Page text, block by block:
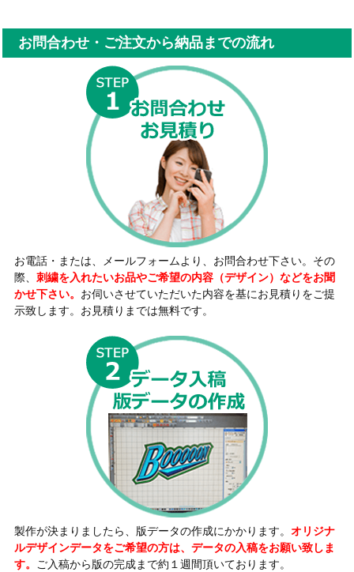
お問合わせ・ご注文から納品までの流れ
お電話・または、メールフォームより、お問合わせ下さい。その
際、 刺繍を入れたいお品やご希望の内容（デザイン）などをお聞
かせ下さい。 お伺いさせていただいた内容を基にお見積りをご提
示致します。お見積りまでは無料です。
製作が決まりましたら、版データの作成にかかります。 オリジナ
ルデザインデータをご希望の方は、データの入稿をお願い致しま
す。 ご入稿から版の完成まで約１週間頂いております。